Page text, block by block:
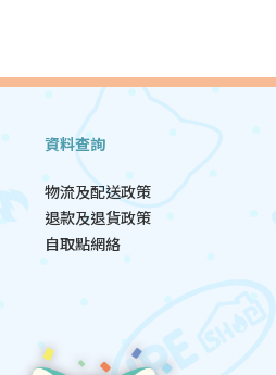
資料查詢
物流及配送政策
退款及退貨政策
自取點網絡